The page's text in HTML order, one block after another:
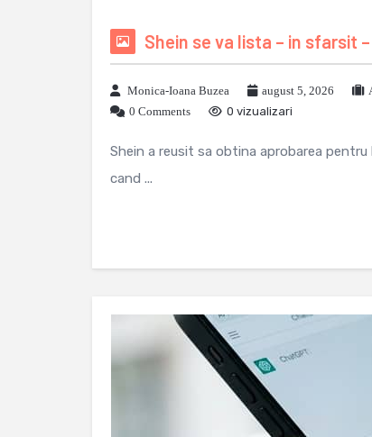
Shein se va lista – in sfarsit
Monica-Ioana Buzea august 5, 2026
0 Comments
0 vizualizari
Shein a reusit sa obtina aprobarea
cand ...